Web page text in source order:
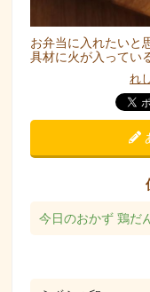
お弁当に入れたいと
具材に火が入ってい
れ
今日のおかず 鶏だ